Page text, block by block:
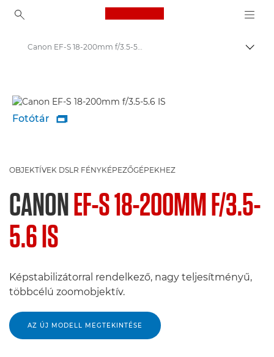
Canon Logo, back to
Canon EF-S 18-200mm f/3.5-5.6 IS - Lenses - Camera & Photo lenses
Fotótár 
OBJEKTÍVEK DSLR FÉNYKÉPEZŐGÉPEKHEZ
CANONEF-S 18-200MM F/3.5-
5.6 IS
Képstabilizátorral rendelkező, nagy teljesítményű,
többcélú zoomobjektív.
AZ ÚJ MODELL MEGTEKINTÉSE